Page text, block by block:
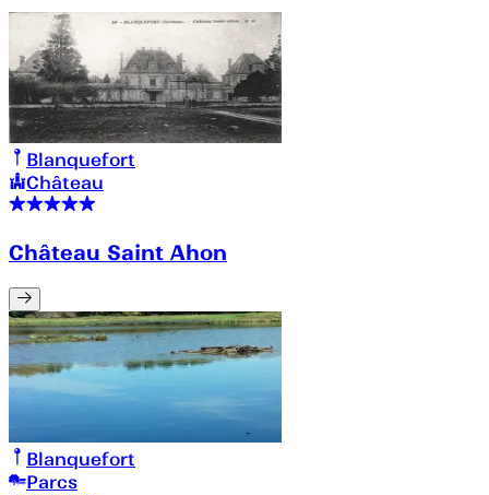
Blanquefort
Château
Château Saint Ahon
Blanquefort
Parcs